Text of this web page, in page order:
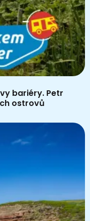
bariéry. Petr
ostrovů